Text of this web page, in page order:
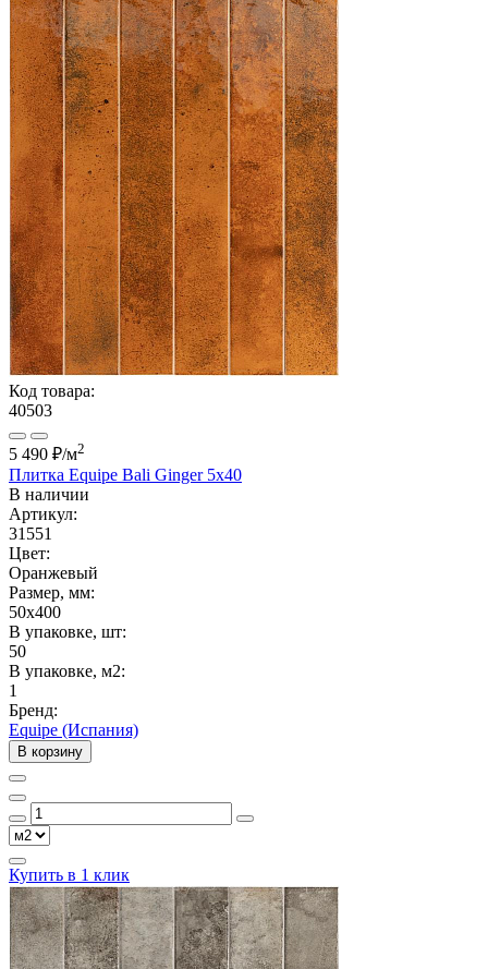
Код товара:
40503
5 490 ₽/м2
Плитка Equipe Bali Ginger 5x40
В наличии
Артикул:
31551
Цвет:
Оранжевый
Размер, мм:
50x400
В упаковке, шт:
50
В упаковке, м2:
1
Бренд:
Equipe (Испания)
В корзину
Купить в 1 клик